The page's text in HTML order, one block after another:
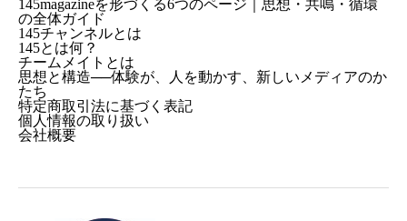
145magazineを形づくる6つのページ｜思想・共鳴・循環
の全体ガイド
145チャンネルとは
145とは何？
チームメイトとは
思想と構造──体験が、人を動かす、新しいメディアのか
たち
特定商取引法に基づく表記
個人情報の取り扱い
会社概要